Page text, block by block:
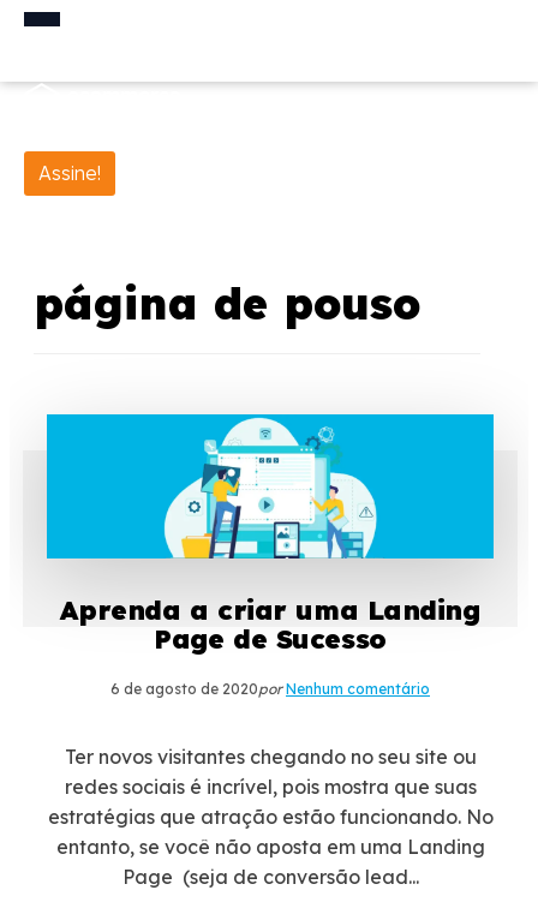
Assine!
página de pouso
Aprenda a criar uma Landing
Page de Sucesso
6 de agosto de 2020por Nenhum comentário
Ter novos visitantes chegando no seu site ou
redes sociais é incrível, pois mostra que suas
estratégias que atração estão funcionando. No
entanto, se você não aposta em uma Landing
Page (seja de conversão lead...